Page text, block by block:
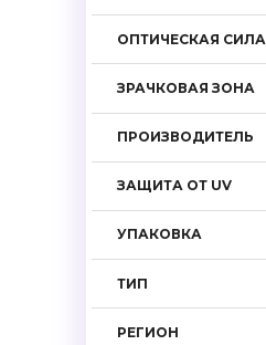
-4.75
-5.0
-5.25
-5.5
-5,75
-6.0
-6.75
-7.0
ОПТИЧЕСКАЯ СИЛА
ЗРАЧКОВАЯ ЗОНА
ПРОИЗВОДИТЕЛЬ
ЗАЩИТА ОТ UV
УПАКОВКА
ТИП
РЕГИОН